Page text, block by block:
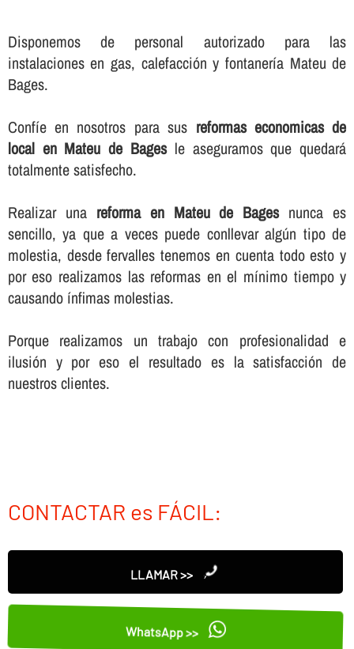
Disponemos de personal autorizado para las
instalaciones en gas, calefacción y fontanerí­a Mateu de
Bages.
Confí­e en nosotros para sus reformas economicas de
local en Mateu de Bagesle aseguramos que quedará
totalmente satisfecho.
Realizar una reforma en Mateu de Bagesnunca es
sencillo, ya que a veces puede conllevar algún tipo de
molestia, desde fervalles tenemos en cuenta todo esto y
por eso realizamos las reformas en el mí­nimo tiempo y
causando í­nfimas molestias.
Porque realizamos un trabajo con profesionalidad e
ilusión y por eso el resultado es la satisfacción de
nuestros clientes.
CONTACTAR es FÁCIL:
LLAMAR >>
WhatsApp >>